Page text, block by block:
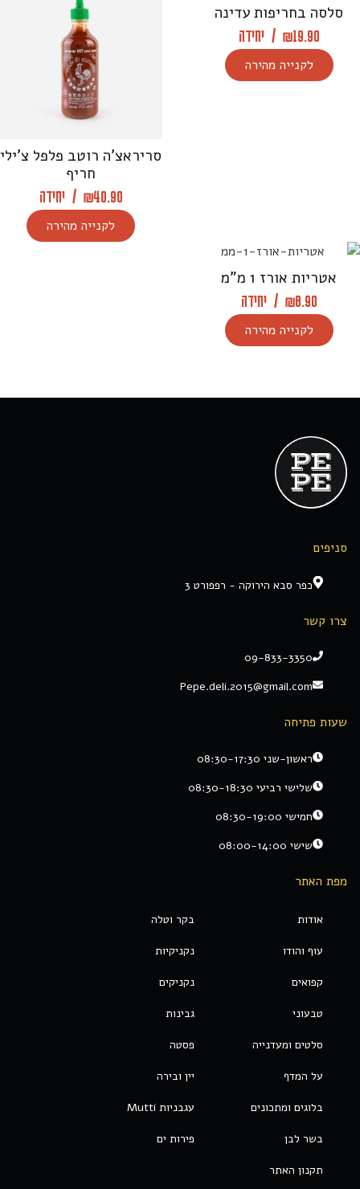
סלסה בחריפות עדינה
₪19.90
/ יחידה
לקנייה מהירה
סריראצ’ה רוטב פלפל צ’ילי
חריף
₪40.90
/ יחידה
לקנייה מהירה
אטריות אורז 1 מ”מ
₪8.90
/ יחידה
לקנייה מהירה
סניפים
כפר סבא הירוקה - רפפורט 3
צרו קשר
09-833-3350
Pepe.deli.2015@gmail.com
שעות פתיחה
ראשון-שני 08:30-17:30
שלישי רביעי 08:30-18:30
חמישי 08:30-19:00
שישי 08:00-14:00
מפת האתר
אודות בקר וטלה
עוף והודו נקניקיות
קפואים נקניקים
טבעוני גבינות
סלטים ומעדנייה פסטה
על המדף יין ובירה
בלוגים ומתכונים עגבניות Mutti
בשר לבן פירות ים
תקנון האתר